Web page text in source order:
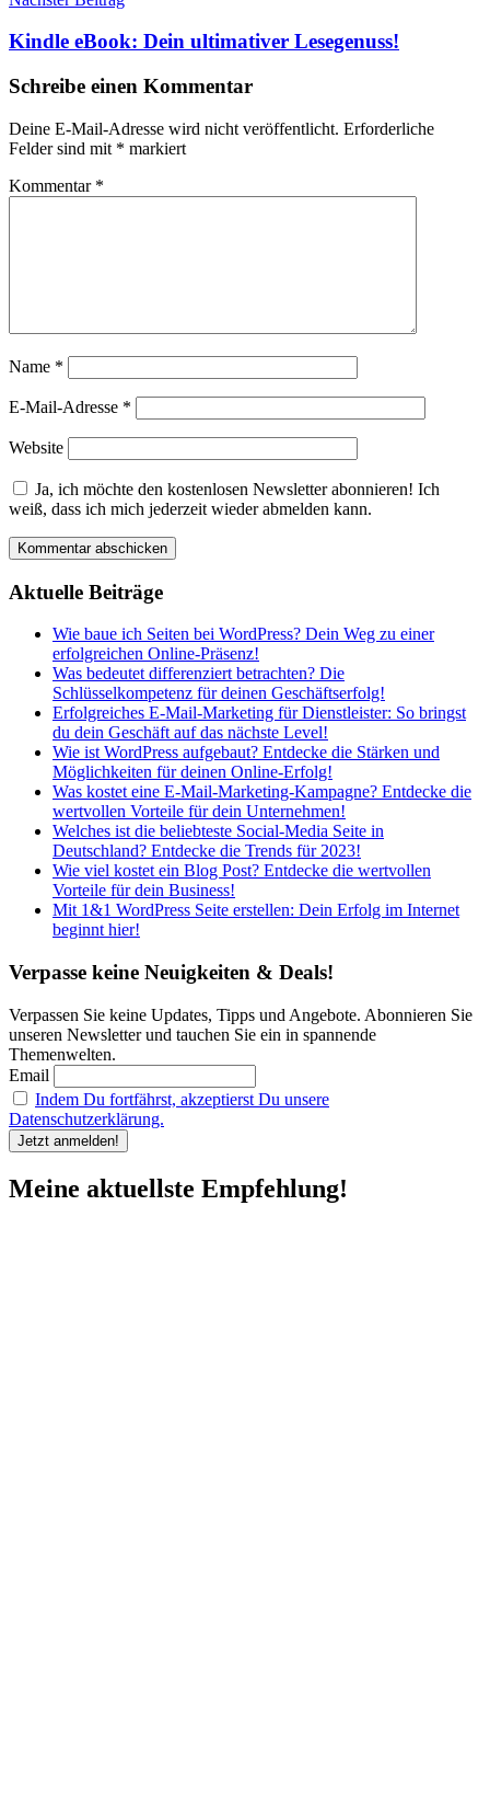
Kindle eBook: Dein ultimativer Lesegenuss!
Schreibe einen Kommentar
Deine E-Mail-Adresse wird nicht veröffentlicht. Erforderliche
Felder sind mit * markiert
Kommentar *
Name *
E-Mail-Adresse *
Website
Ja, ich möchte den kostenlosen Newsletter abonnieren! Ich
weiß, dass ich mich jederzeit wieder abmelden kann.
Aktuelle Beiträge
Wie baue ich Seiten bei WordPress? Dein Weg zu einer
erfolgreichen Online-Präsenz!
Was bedeutet differenziert betrachten? Die
Schlüsselkompetenz für deinen Geschäftserfolg!
Erfolgreiches E-Mail-Marketing für Dienstleister: So bringst
du dein Geschäft auf das nächste Level!
Wie ist WordPress aufgebaut? Entdecke die Stärken und
Möglichkeiten für deinen Online-Erfolg!
Was kostet eine E-Mail-Marketing-Kampagne? Entdecke die
wertvollen Vorteile für dein Unternehmen!
Welches ist die beliebteste Social-Media Seite in
Deutschland? Entdecke die Trends für 2023!
Wie viel kostet ein Blog Post? Entdecke die wertvollen
Vorteile für dein Business!
Mit 1&1 WordPress Seite erstellen: Dein Erfolg im Internet
beginnt hier!
Verpasse keine Neuigkeiten & Deals!
Verpassen Sie keine Updates, Tipps und Angebote. Abonnieren Sie
unseren Newsletter und tauchen Sie ein in spannende
Themenwelten.
Email
Indem Du fortfährst, akzeptierst Du unsere
Datenschutzerklärung.
Meine aktuellste Empfehlung!